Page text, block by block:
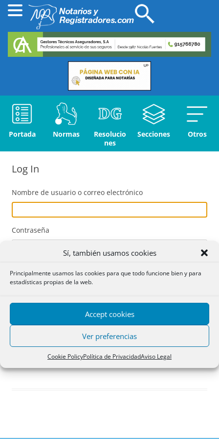
Sí, también usamos cookies
Principalmente usamos las cookies para que todo funcione bien y para
estadísticas propias de la web.
Accept cookies
Ver preferencias
Cookie PolicyPolítica de PrivacidadAviso Legal
Portada Normas
Resolucio
nes
Secciones Otros
Log In
Nombre de usuario o correo electrónico
Contraseña
Acceder
Registro
¿Has olvidado tu contraseña?